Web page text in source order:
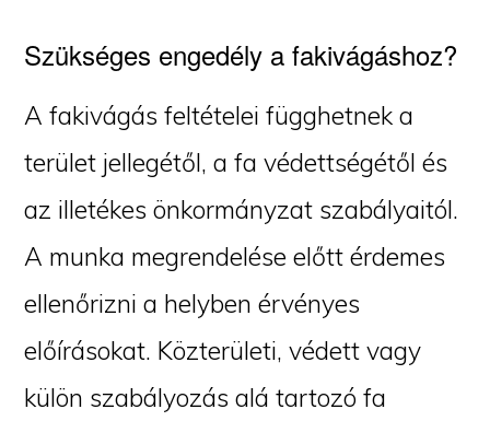
Szükséges engedély a fakivágáshoz?
A fakivágás feltételei függhetnek a
terület jellegétől, a fa védettségétől és
az illetékes önkormányzat szabályaitól.
A munka megrendelése előtt érdemes
ellenőrizni a helyben érvényes
előírásokat. Közterületi, védett vagy
külön szabályozás alá tartozó fa